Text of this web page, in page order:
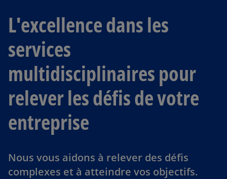
L'excellence dans les
services
multidisciplinaires pour
relever les défis de votre
entreprise
Nous vous aidons à relever des défis
complexes et à atteindre vos objectifs.